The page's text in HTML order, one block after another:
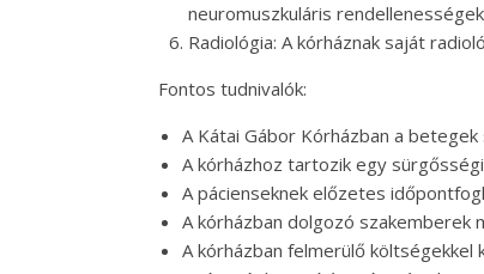
neuromuszkuláris
Radiológia: A kórháznak saját
Fontos tudnivalók:
A Kátai Gábor Kórházban a
A kórházhoz tartozik egy
A pácienseknek előzetes
A kórházban dolgozó szakemberek
A kórházban felmerülő költségekkel